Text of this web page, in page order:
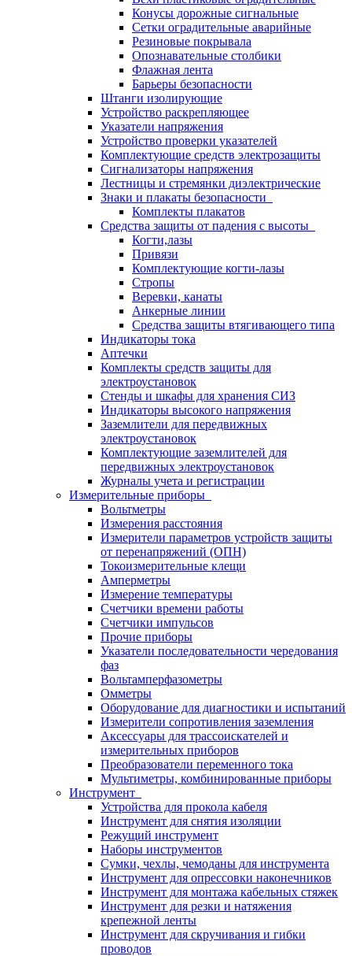
Конусы дорожные сигнальные
Сетки оградительные аварийные
Резиновые покрывала
Опознавательные столбики
Флажная лента
Барьеры безопасности
Штанги изолирующие
Устройство раскрепляющее
Указатели напряжения
Устройство проверки указателей
Комплектующие средств электрозащиты
Сигнализаторы напряжения
Лестницы и стремянки диэлектрические
Знаки и плакаты безопасности
Комплекты плакатов
Средства защиты от падения с высоты
Когти,лазы
Привязи
Комплектующие когти-лазы
Стропы
Веревки, канаты
Анкерные линии
Средства защиты втягивающего типа
Индикаторы тока
Аптечки
Комплекты средств защиты для
электроустановок
Стенды и шкафы для хранения СИЗ
Индикаторы высокого напряжения
Заземлители для передвижных
электроустановок
Комплектующие заземлителей для
передвижных электроустановок
Журналы учета и регистрации
Измерительные приборы
Вольтметры
Измерения расстояния
Измерители параметров устройств защиты
от перенапряжений (ОПН)
Токоизмерительные клещи
Амперметры
Измерение температуры
Счетчики времени работы
Счетчики импульсов
Прочие приборы
Указатели последовательности чередования
фаз
Вольтамперфазометры
Омметры
Оборудование для диагностики и испытаний
Измерители сопротивления заземления
Аксессуары для трассоискателей и
измерительных приборов
Преобразователи переменного тока
Мультиметры, комбинированные приборы
Инструмент
Устройства для прокола кабеля
Инструмент для снятия изоляции
Режущий инструмент
Наборы инструментов
Сумки, чехлы, чемоданы для инструмента
Инструмент для опрессовки наконечников
Инструмент для монтажа кабельных стяжек
Инструмент для резки и натяжения
крепежной ленты
Инструмент для скручивания и гибки
проводов